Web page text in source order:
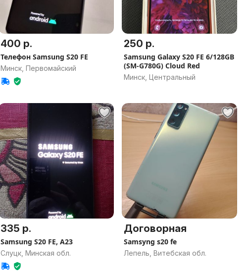
400 р.
Телефон Samsung S20 FE
Минск, Первомайский
250 р.
Samsung Galaxy S20 FE 6/128GB
(SM-G780G) Cloud Red
Минск, Центральный
335 р.
Samsung S20 FE, A23
Слуцк, Минская обл.
Договорная
Samsyng s20 fe
Лепель, Витебская обл.